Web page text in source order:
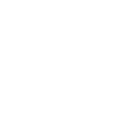
Recogida de
primera
honor y
en la